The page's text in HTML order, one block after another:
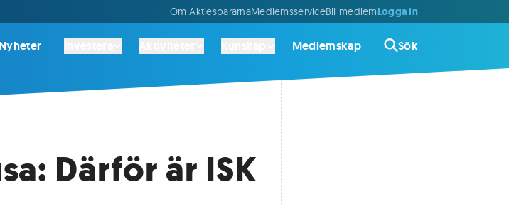
Om AktiespararnaMedlemsserviceBli medlemLogga in
Nyheter Medlemskap Sök
Därför är ISK